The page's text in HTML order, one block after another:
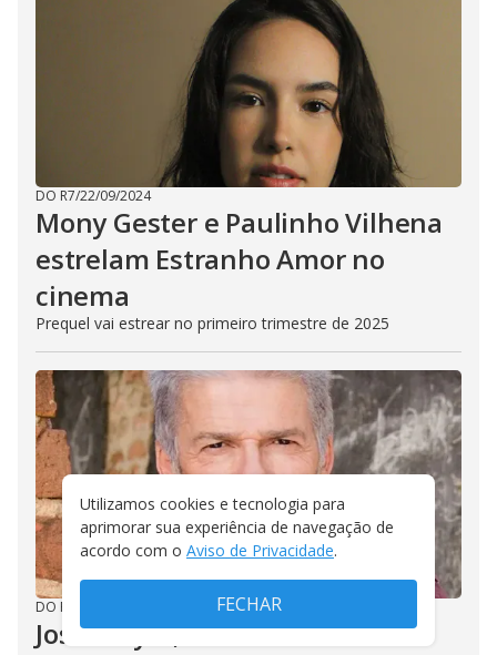
DO R7/22/09/2024
Mony Gester e Paulinho Vilhena
estrelam Estranho Amor no
cinema
Prequel vai estrear no primeiro trimestre de 2025
DO R7
José Mayer, um sonho de
Utilizamos cookies e tecnologia para
aprimorar sua experiência de navegação de
acordo com o Aviso de Privacidade.
FECHAR